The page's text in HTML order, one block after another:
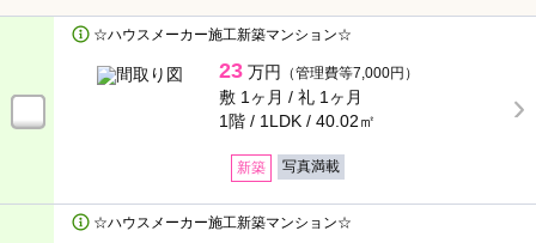
☆ハウスメーカー施工新築マンション☆
23 万円 （管理費等7,000円）
敷 1ヶ月 / 礼 1ヶ月
1階 / 1LDK / 40.02㎡
新築 写真満載
☆ハウスメーカー施工新築マンション☆
オール電化 都市ガス
CATV CSアンテナ